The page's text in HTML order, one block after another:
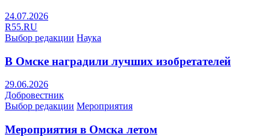
24.07.2026
R55.RU
Выбор редакции Наука
В Омске наградили лучших изобретателей
29.06.2026
Добровестник
Выбор редакции Мероприятия
Мероприятия в Омска летом